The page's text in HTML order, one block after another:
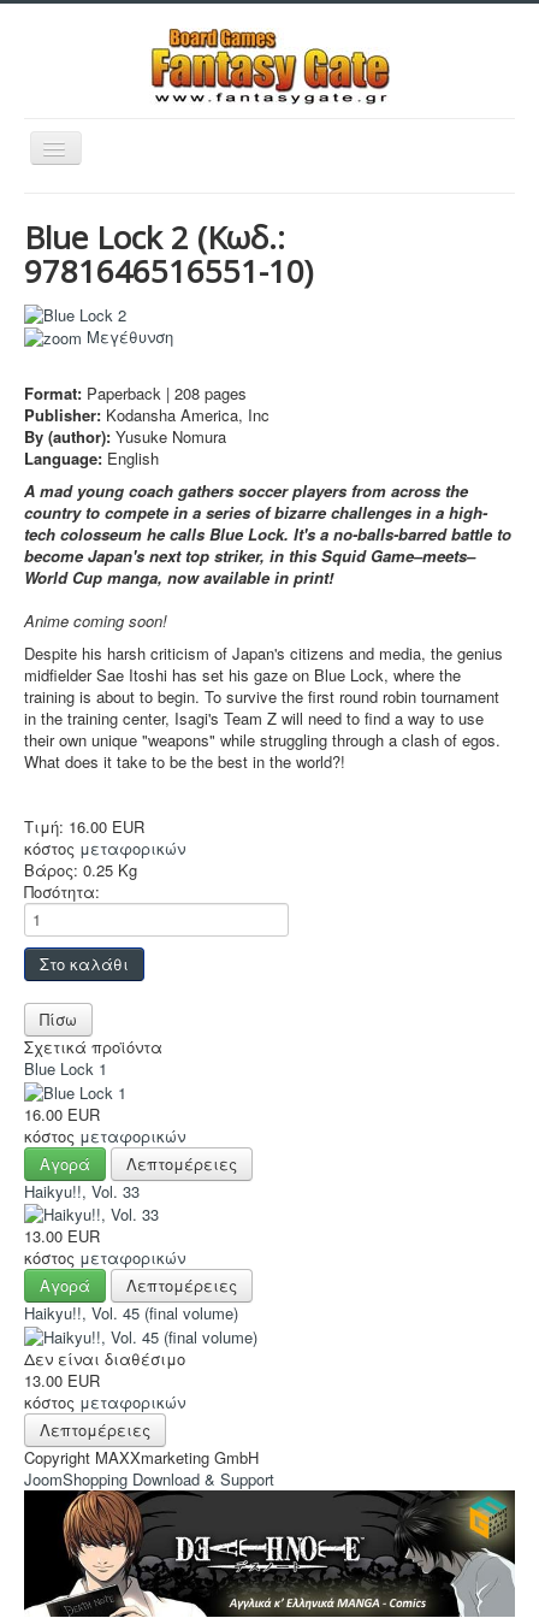
Εναλλαγή
πλοήγησης
Filaments
3D Εκτυπώσεις
Manga - Anime
Sleeves
Accessories
Funko POP
Στρατηγικής
Φαντασίας
Οικογενειακά
2-Παίκτες
Χρώματα
TCG-LCG
Παιχνίδια Ρόλου
Puzzle
Hot Deals!
Αρχική σελίδα
Blue Lock 2 (Κωδ.:
9781646516551-10)
Μεγέθυνση
Format: Paperback | 208 pages
Publisher: Kodansha America, Inc
By (author): Yusuke Nomura
Language: English
A mad young coach gathers soccer players from across the
country to compete in a series of bizarre challenges in a high-
tech colosseum he calls Blue Lock. It's a no-balls-barred battle to
become Japan's next top striker, in this Squid Game–meets–
World Cup manga, now available in print!
Anime coming soon!
Despite his harsh criticism of Japan's citizens and media, the genius
midfielder Sae Itoshi has set his gaze on Blue Lock, where the
training is about to begin. To survive the first round robin tournament
in the training center, Isagi's Team Z will need to find a way to use
their own unique "weapons" while struggling through a clash of egos.
What does it take to be the best in the world?!
Τιμή: 16.00 EUR
κόστος μεταφορικών
Βάρος: 0.25 Kg
Ποσότητα:
Σχετικά προϊόντα
Blue Lock 1
16.00 EUR
κόστος μεταφορικών
Αγορά
Λεπτομέρειες
Haikyu!!, Vol. 33
13.00 EUR
κόστος μεταφορικών
Αγορά
Λεπτομέρειες
Haikyu!!, Vol. 45 (final volume)
Δεν είναι διαθέσιμο
13.00 EUR
κόστος μεταφορικών
Λεπτομέρειες
Copyright MAXXmarketing GmbH
JoomShopping Download & Support